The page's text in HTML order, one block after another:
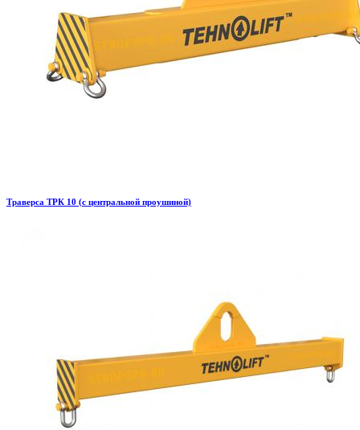
Траверса ТРК 10 (с центральной проушиной)